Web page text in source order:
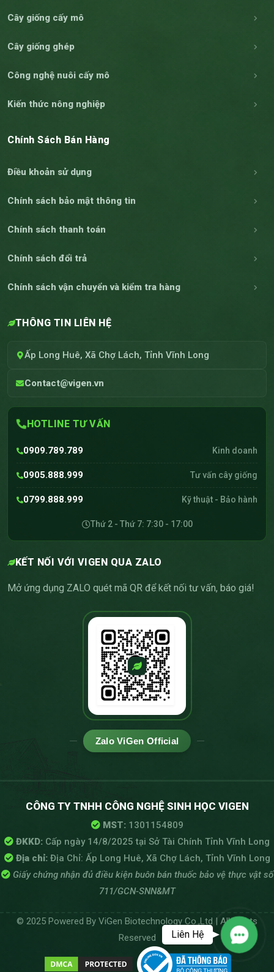
Cây giống cấy mô
Cây giống ghép
Công nghệ nuôi cấy mô
Kiến thức nông nghiệp
Chính Sách Bán Hàng
Điều khoản sử dụng
Chính sách bảo mật thông tin
Chính sách thanh toán
Chính sách đổi trả
Chính sách vận chuyển và kiểm tra hàng
THÔNG TIN LIÊN HỆ
Ấp Long Huê, Xã Chợ Lách, Tỉnh Vĩnh Long
Contact@vigen.vn
HOTLINE TƯ VẤN
0909.789.789 Kinh doanh
0905.888.999 Tư vấn cây giống
0799.888.999 Kỹ thuật - Bảo hành
Thứ 2 - Thứ 7: 7:30 - 17:00
KẾT NỐI VỚI VIGEN QUA ZALO
Mở ứng dụng ZALO quét mã QR để kết nối tư vấn, báo giá!
Zalo ViGen Official
CÔNG TY TNHH CÔNG NGHỆ SINH HỌC VIGEN
MST:1301154809
ĐKKD: Cấp ngày 14/8/2025 tại Sở Tài Chính Tỉnh Vĩnh Long
Địa chỉ:Địa Chỉ: Ấp Long Huê, Xã Chợ Lách, Tỉnh Vĩnh Long
Giấy chứng nhận đủ điều kiện buôn bán thuốc bảo vệ thực vật số
711/GCN-SNN&MT
© 2025 Powered By ViGen Biotechnology Co.,Ltd | All Rights
Reserved
Liên Hệ